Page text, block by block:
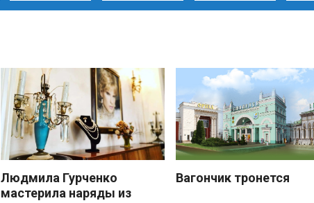
Людмила Гурченко
мастерила наряды из
Вагончик тронется